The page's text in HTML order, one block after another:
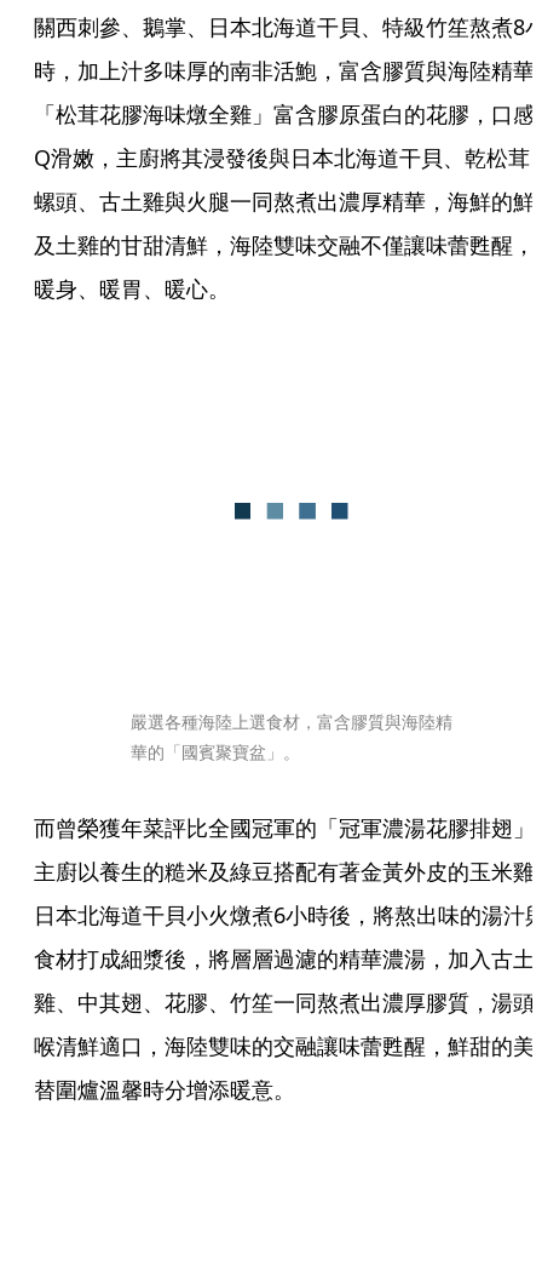
關西刺參、鵝掌、日本北海道干貝、特級竹笙熬煮8
時，加上汁多味厚的南非活鮑，富含膠質與海陸精華
「松茸花膠海味燉全雞」富含膠原蛋白的花膠，口感
Q滑嫩，主廚將其浸發後與日本北海道干貝、乾松茸
螺頭、古土雞與火腿一同熬煮出濃厚精華，海鮮的鮮
及土雞的甘甜清鮮，海陸雙味交融不僅讓味蕾甦醒，
暖身、暖胃、暖心。
嚴選各種海陸上選食材，富含膠質與海陸精
華的「國賓聚寶盆」。
而曾榮獲年菜評比全國冠軍的「冠軍濃湯花膠排翅」
主廚以養生的糙米及綠豆搭配有著金黃外皮的玉米雞
日本北海道干貝小火燉煮6小時後，將熬出味的湯汁
食材打成細漿後，將層層過濾的精華濃湯，加入古土
雞、中其翅、花膠、竹笙一同熬煮出濃厚膠質，湯頭
喉清鮮適口，海陸雙味的交融讓味蕾甦醒，鮮甜的美
替圍爐溫馨時分增添暖意。